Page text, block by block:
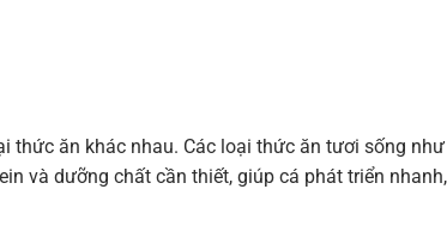
thức ăn khác nhau. Các loại thức ăn tươi sống như
và dưỡng chất cần thiết, giúp cá phát triển nhanh,